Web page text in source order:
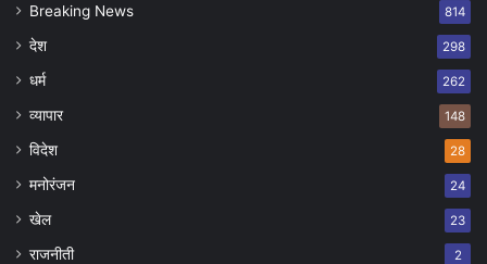
Breaking News 814
देश 298
धर्म 262
व्यापार 148
विदेश 28
मनोरंजन 24
खेल 23
राजनीती 2